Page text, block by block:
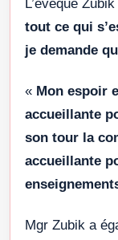
L’évêque
tout ce qui
je demande
« Mon espoir
accueillante
son tour la
accueillante
Mgr Zubik a